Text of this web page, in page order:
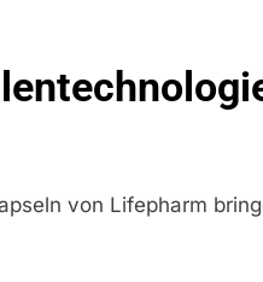
von Lifepharm